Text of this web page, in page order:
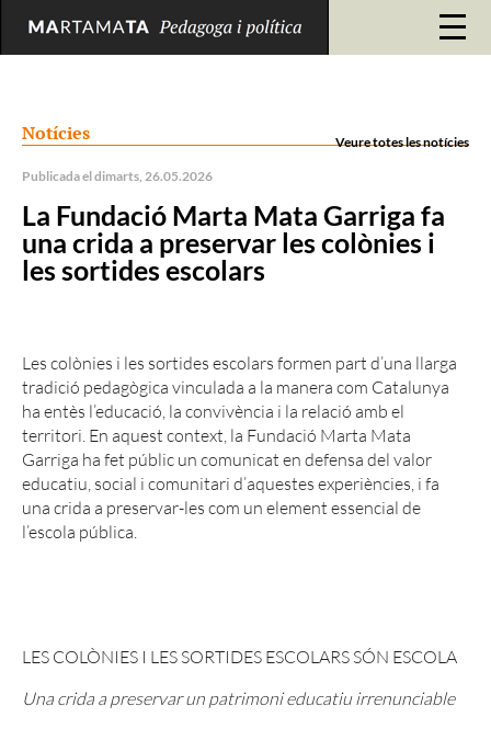
Notícies Veure totes les notícies
Publicada el dimarts, 26.05.2026
La Fundació Marta Mata Garriga fa
una crida a preservar les colònies i
les sortides escolars
Les colònies i les sortides escolars formen part d’una llarga
tradició pedagògica vinculada a la manera com Catalunya
ha entès l’educació, la convivència i la relació amb el
territori. En aquest context, la Fundació Marta Mata
Garriga ha fet públic un comunicat en defensa del valor
educatiu, social i comunitari d’aquestes experiències, i fa
una crida a preservar-les com un element essencial de
l’escola pública.
LES COLÒNIES I LES SORTIDES ESCOLARS SÓN ESCOLA
Una crida a preservar un patrimoni educatiu irrenunciable